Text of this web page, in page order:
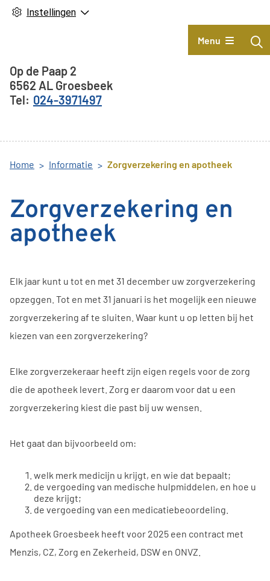
Instellingen
Hoofdmenu
Menu
Adresgegevens
Op de Paap 2
6562 AL Groesbeek
024-3971497
Home Informatie Zorgverzekering en apotheek
Zorgverzekering en
apotheek
Elk jaar kunt u tot en met 31 december uw zorgverzekering
opzeggen. Tot en met 31 januari is het mogelijk een nieuwe
zorgverzekering af te sluiten. Waar kunt u op letten bij het
kiezen van een zorgverzekering?
Elke zorgverzekeraar heeft zijn eigen regels voor de zorg
die de apotheek levert. Zorg er daarom voor dat u een
zorgverzekering kiest die past bij uw wensen.
Het gaat dan bijvoorbeeld om:
welk merk medicijn u krijgt, en wie dat bepaalt;
de vergoeding van medische hulpmiddelen, en hoe u
deze krijgt;
de vergoeding van een medicatiebeoordeling.
Apotheek Groesbeek heeft voor 2025 een contract met
Menzis, CZ, Zorg en Zekerheid, DSW en ONVZ.